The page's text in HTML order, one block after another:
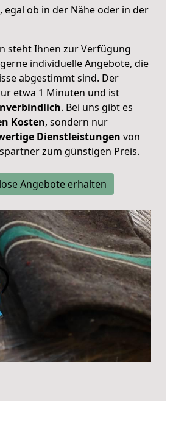
egal ob in der Nähe oder in der
steht Ihnen zur Verfügung
individuelle Angebote, die
abgestimmt sind. Der
etwa 1 Minuten und ist
. Bei uns gibt es
Kosten, sondern nur
Dienstleistungen von
zum günstigen Preis.
Angebote erhalten